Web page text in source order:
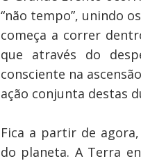
“não tempo”, unindo
começa a correr
que através do
consciente na
ação conjunta destas
Fica a partir de
do planeta. A Terra